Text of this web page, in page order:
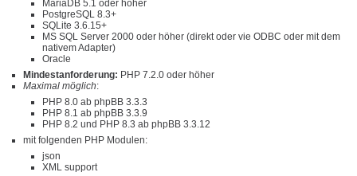
MariaDB 5.1 oder höher
PostgreSQL 8.3+
SQLite 3.6.15+
MS SQL Server 2000 oder höher (direkt oder vie ODBC oder mit dem
nativem Adapter)
Oracle
Mindestanforderung: PHP 7.2.0 oder höher
Maximal möglich:
PHP 8.0 ab phpBB 3.3.3
PHP 8.1 ab phpBB 3.3.9
PHP 8.2 und PHP 8.3 ab phpBB 3.3.12
mit folgenden PHP Modulen:
json
XML support